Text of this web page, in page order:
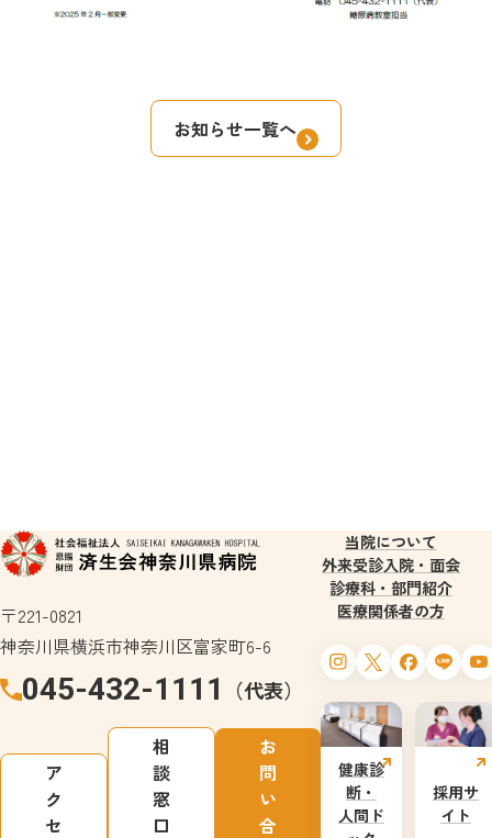
お知らせ一覧へ
〒221-0821
神奈川県横浜市神奈川区富家町6-6
045-432-1111 （代表）
ア
ク
セ
相
談
窓
口
お
問
い
合
当院について
外来受診入院・面会
診療科・部門紹介
医療関係者の方
健康診
断・
人間ド
採用サ
イト